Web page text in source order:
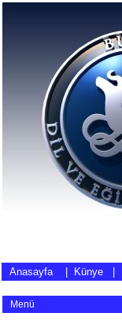
Anasayfa| Künye
Menü